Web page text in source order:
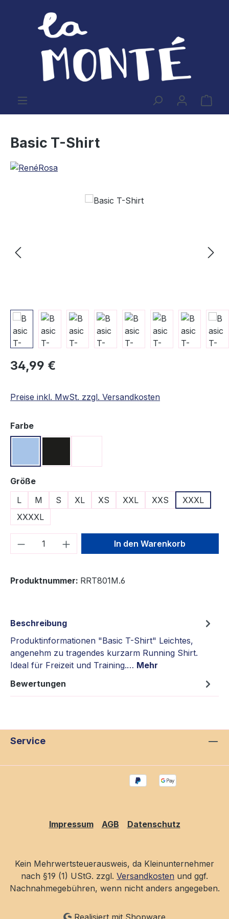
Zum Hauptinhalt springen
Basic T-Shirt
Regulärer Preis:
34,99 €
Preise inkl. MwSt. zzgl. Versandkosten
Farbeauswählen
Größeauswählen
L
M S XL XS XXL XXS
XXXL
XXXXL
Produkt Anzahl: Gib denIn den Warenkorb
Produktnummer: RRT801M.6
Beschreibung
Produktinformationen "Basic T-Shirt" Leichtes,
angenehm zu tragendes kurzarm Running Shirt.
Ideal für Freizeit und Training.… Mehr
Bewertungen
Service
Impressum AGB Datenschutz
Kein Mehrwertsteuerausweis, da Kleinunternehmer
nach §19 (1) UStG. zzgl. Versandkosten und ggf.
Nachnahmegebühren, wenn nicht anders angegeben.